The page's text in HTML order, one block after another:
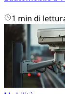
1 min di